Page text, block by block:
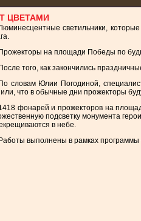
ЦВЕТАМИ
светильники,
Прожекторы на площади Победы по
После того, как закончились
По словам Юлии Погодиной,
что в обычные дни прожекторы
фонарей и прожекторов на
подсветку монумента
в небе.
Работы выполнены в рамках